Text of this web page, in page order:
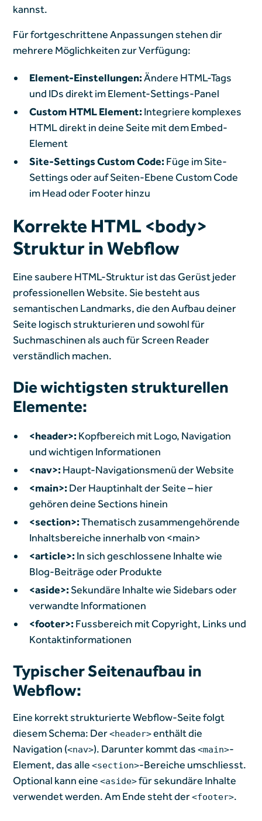
kannst.
Für fortgeschrittene Anpassungen stehen dir
mehrere Möglichkeiten zur Verfügung:
Element-Einstellungen:Ändere HTML-Tags
und IDs direkt im Element-Settings-Panel
Custom HTML Element: Integriere komplexes
HTML direkt in deine Seite mit dem Embed-
Element
Site-Settings Custom Code: Füge im Site-
Settings oder auf Seiten-Ebene Custom Code
im Head oder Footer hinzu
Korrekte HTML <body>
Struktur in Webflow
Eine saubere HTML-Struktur ist das Gerüst jeder
professionellen Website. Sie besteht aus
semantischen Landmarks, die den Aufbau deiner
Seite logisch strukturieren und sowohl für
Suchmaschinen als auch für Screen Reader
verständlich machen.
Die wichtigsten strukturellen
Elemente:
<header>: Kopfbereich mit Logo, Navigation
und wichtigen Informationen
<nav>: Haupt-Navigationsmenü der Website
<main>: Der Hauptinhalt der Seite – hier
gehören deine Sections hinein
<section>:Thematisch zusammengehörende
Inhaltsbereiche innerhalb von <main>
<article>: In sich geschlossene Inhalte wie
Blog-Beiträge oder Produkte
<aside>:Sekundäre Inhalte wie Sidebars oder
verwandte Informationen
<footer>: Fussbereich mit Copyright, Links und
Kontaktinformationen
Typischer Seitenaufbau in
Webflow:
Eine korrekt strukturierte Webflow-Seite folgt
diesem Schema: Der<header>enthält die
Navigation (<nav>). Darunter kommt das<main>-
Element, das alle<section>-Bereiche umschliesst.
Optional kann eine<aside>für sekundäre Inhalte
verwendet werden. Am Ende steht der<footer>.